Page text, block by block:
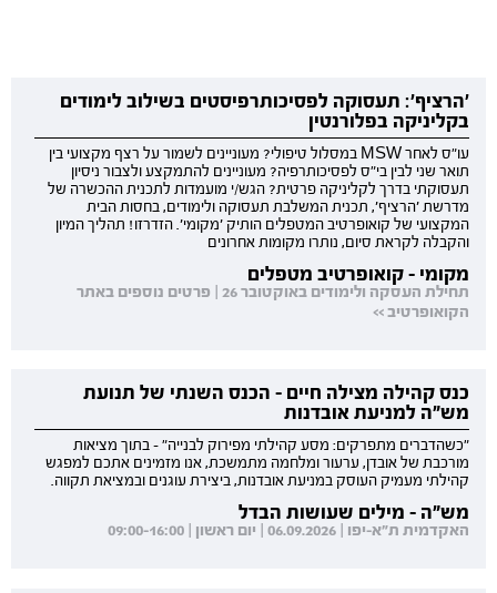
'הרציף': תעסוקה לפסיכותרפיסטים בשילוב לימודים
בקליניקה בפלורנטין
עו"ס לאחר MSW במסלול טיפולי? מעוניינים לשמור על רצף מקצועי בין
תואר שני לבין בי"ס לפסיכותרפיה? מעוניינים להתמקצע ולצבור ניסיון
תעסוקתי בדרך לקליניקה פרטית? הגש/י מועמדות לתכנית ההכשרה של
מדרשת 'הרציף', תכנית המשלבת תעסוקה ולימודים, בחסות הבית
המקצועי של קואופרטיב המטפלים הותיק 'מקומי'. הזדרזו! תהליך המיון
והקבלה לקראת סיום, נותרו מקומות אחרונים
מקומי - קואופרטיב מטפלים
תחילת העסקה ולימודים באוקטובר 26 | פרטים נוספים באתר
הקואופרטיב >>
כנס קהילה מצילה חיים - הכנס השנתי של תנועת
מש"ה למניעת אובדנות
"כשהדברים מתפרקים: מסע קהילתי מפירוק לבנייה" - בתוך מציאות
מורכבת של אובדן, ערעור ומלחמה מתמשכת, אנו מזמינים אתכם למפגש
קהילתי מעמיק העוסק במניעת אובדנות, ביצירת עוגנים ובמציאת תקווה.
מש"ה - מילים שעושות הבדל
האקדמית ת"א-יפו | 06.09.2026 | יום ראשון | 09:00-16:00